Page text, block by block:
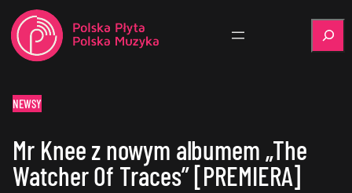
NEWSY
Mr Knee z nowym albumem „The
Watcher Of Traces” [PREMIERA]